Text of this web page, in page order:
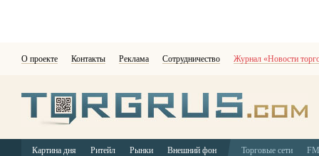
О проекте Контакты Реклама Сотрудничество Журнал «Новости
Картина дня Ритейл Рынки Внешний фон Торговые сети